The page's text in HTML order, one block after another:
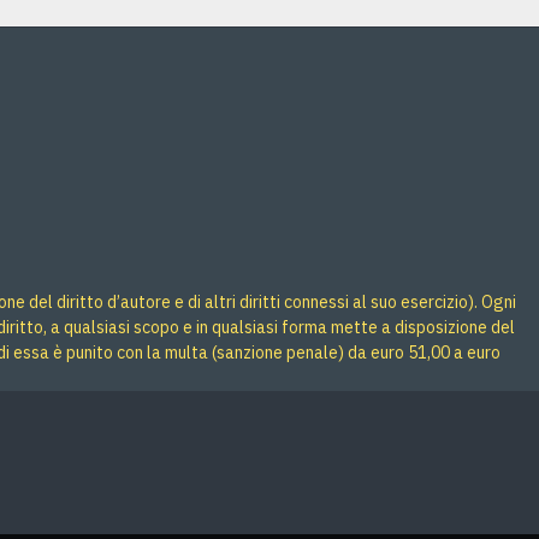
del diritto d’autore e di altri diritti connessi al suo esercizio). Ogni
a qualsiasi scopo e in qualsiasi forma mette a disposizione del
è punito con la multa (sanzione penale) da euro 51,00 a euro